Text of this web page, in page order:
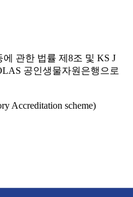
관한 법률 제8조 및 KS J
공인생물자원은행으로
Accreditation scheme)